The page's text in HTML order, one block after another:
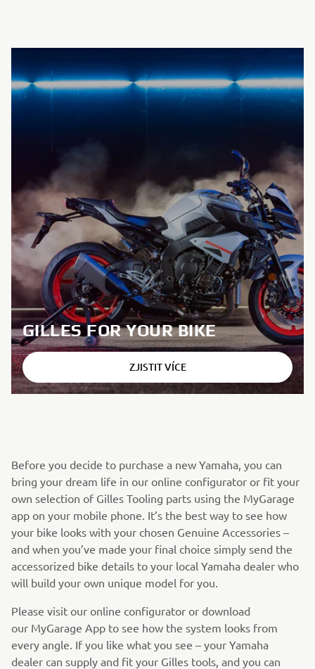
GILLES FOR YOUR BIKE
ZJISTIT VÍCE
Before you decide to purchase a new Yamaha, you can
bring your dream life in our online configurator or fit your
own selection of Gilles Tooling parts using the MyGarage
app on your mobile phone. It’s the best way to see how
your bike looks with your chosen Genuine Accessories –
and when you’ve made your final choice simply send the
accessorized bike details to your local Yamaha dealer who
will build your own unique model for you.
Please visit our online configurator or download
our MyGarage App to see how the system looks from
every angle. If you like what you see – your Yamaha
dealer can supply and fit your Gilles tools, and you can